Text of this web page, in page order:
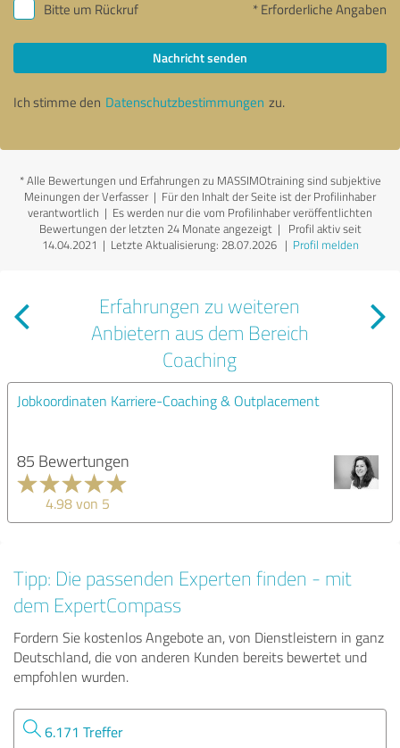
Bitte um Rückruf * Erforderliche Angaben
Nachricht senden
Ich stimme den Datenschutzbestimmungen zu.
*Alle Bewertungen und Erfahrungen zu MASSIMOtraining sind subjektive
Meinungen der Verfasser | Für den Inhalt der Seite ist der Profilinhaber
verantwortlich | Es werden nur die vom Profilinhaber veröffentlichten
Bewertungen der letzten 24 Monate angezeigt | Profil aktiv seit
14.04.2021 | Letzte Aktualisierung: 28.07.2026| Profil melden
Erfahrungen zu weiteren
Anbietern aus dem Bereich
Coaching
Jobkoordinaten Karriere-Coaching & Outplacement
85 Bewertungen
4.98 von 5
Tipp: Die passenden Experten finden - mit
dem ExpertCompass
Fordern Sie kostenlos Angebote an, von Dienstleistern in ganz
Deutschland, die von anderen Kunden bereits bewertet und
empfohlen wurden.
6.171 Treffer